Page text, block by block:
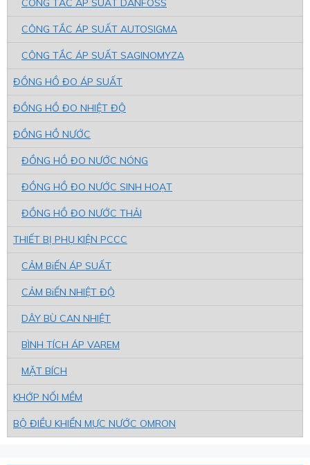
CÔNG TẮC ÁP SUẤT DANFOSS
CÔNG TẮC ÁP SUẤT AUTOSIGMA
CÔNG TẮC ÁP SUẤT SAGINOMYZA
ĐỒNG HỒ ĐO ÁP SUẤT
ĐỒNG HỒ ĐO NHIỆT ĐỘ
ĐỒNG HỒ NƯỚC
ĐỒNG HỒ ĐO NƯỚC NÓNG
ĐỒNG HỒ ĐO NƯỚC SINH HOẠT
ĐỒNG HỒ ĐO NƯỚC THẢI
THIẾT BỊ PHỤ KIỆN PCCC
CẢM BiẾN ÁP SUẤT
CẢM BiẾN NHIỆT ĐỘ
DÂY BÙ CAN NHIỆT
BÌNH TÍCH ÁP VAREM
MẶT BÍCH
KHỚP NỐI MỀM
BỘ ĐIỀU KHIỂN MỰC NƯỚC OMRON